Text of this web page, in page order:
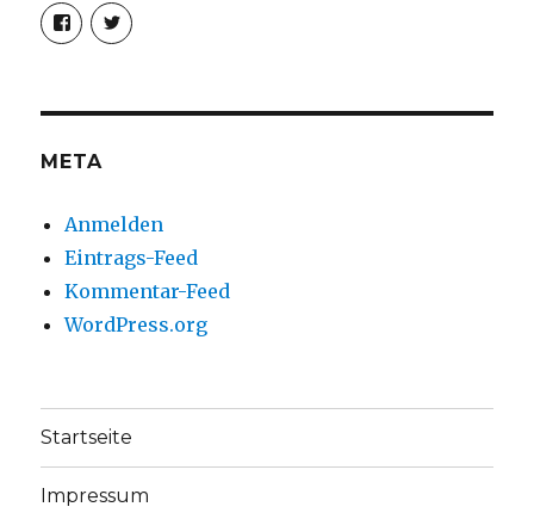
Profil
von
christoph.fleischer1
anzeigen
Profil
von
anzeigen
META
Anmelden
Eintrags-Feed
Kommentar-Feed
WordPress.org
Startseite
Impressum